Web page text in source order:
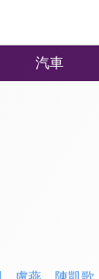
汽車